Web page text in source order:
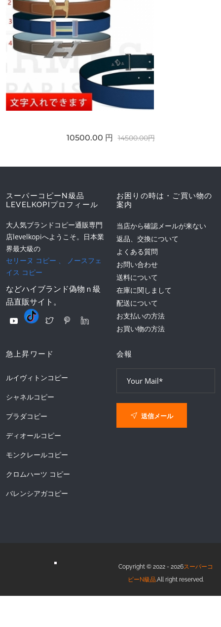
10500.00 円 14500.00円
スーパーコピーN級品
LEVELKOPIプロフィール
大人気ブランドコピー通販専門
店levelkopiへようこそ。日本業
界最大級の
セリーヌ コピー 、
ノースフェ
イス コピー
などハイブランド偽物ｎ級
品直販サイト。
お困りの時は・ご買い物の
案内
当店から確認メールが来ない
返品、交換について
よくある質問
お問い合わせ
送料について
在庫に関しまして
配送について
お支払いの方法
お買い物の方法
急上昇ワード
ルイヴィトンコピー
シャネルコピー
プラダコピー
ディオールコピー
モンクレールコピー
クロムハーツ コピー
バレンシアガコピー
会報
送信メール
Copyright © 2022 - 2026スーパーコ
ピーN級品.All right reserved.